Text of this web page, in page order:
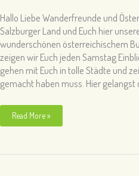
Hallo Liebe Wanderfreunde und
Salzburger Land und Euch hier
wunderschönen österreichischem
zeigen wir Euch jeden Samstag
gehen mit Euch in tolle Städte und
gemacht haben muss. Hier
Unsere
neue
Land
Read More »